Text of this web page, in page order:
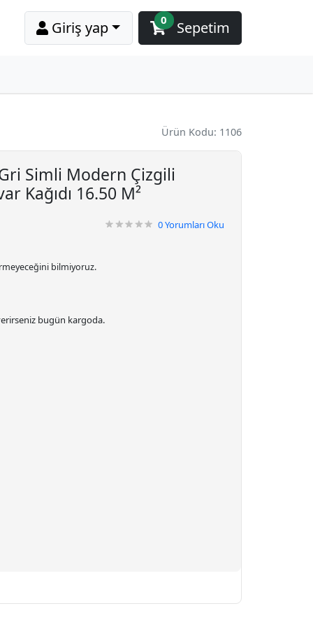
Giriş yap Sepetim
0
Ürün Kodu: 1106
Simli Modern Çizgili
Kağıdı 16.50 M²
0Yorumları Oku
bilmiyoruz.
bugün kargoda.